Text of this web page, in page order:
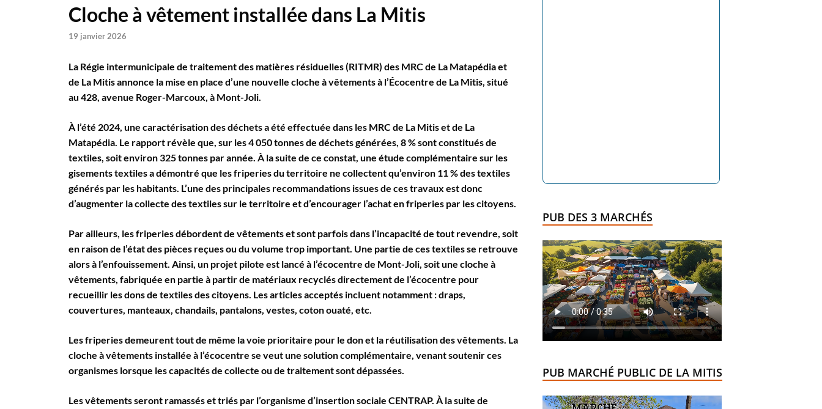
Cloche à vêtement installée dans La Mitis
19 janvier 2026
La Régie intermunicipale de traitement des matières résiduelles (RITMR) des MRC de La Matapédia et
de La Mitis annonce la mise en place d’une nouvelle cloche à vêtements à l’Écocentre de La Mitis, situé
au 428, avenue Roger-Marcoux, à Mont-Joli.
À l’été 2024, une caractérisation des déchets a été effectuée dans les MRC de La Mitis et de La
Matapédia. Le rapport révèle que, sur les 4 050 tonnes de déchets générées, 8 % sont constitués de
textiles, soit environ 325 tonnes par année. À la suite de ce constat, une étude complémentaire sur les
gisements textiles a démontré que les friperies du territoire ne collectent qu’environ 11 % des textiles
générés par les habitants. L’une des principales recommandations issues de ces travaux est donc
d’augmenter la collecte des textiles sur le territoire et d’encourager l’achat en friperies par les citoyens.
Par ailleurs, les friperies débordent de vêtements et sont parfois dans l’incapacité de tout revendre, soit
en raison de l’état des pièces reçues ou du volume trop important. Une partie de ces textiles se retrouve
alors à l’enfouissement. Ainsi, un projet pilote est lancé à l’écocentre de Mont-Joli, soit une cloche à
vêtements, fabriquée en partie à partir de matériaux recyclés directement de l’écocentre pour
recueillir les dons de textiles des citoyens. Les articles acceptés incluent notamment : draps,
couvertures, manteaux, chandails, pantalons, vestes, coton ouaté, etc.
Les friperies demeurent tout de même la voie prioritaire pour le don et la réutilisation des vêtements. La
cloche à vêtements installée à l’écocentre se veut une solution complémentaire, venant soutenir ces
organismes lorsque les capacités de collecte ou de traitement sont dépassées.
Les vêtements seront ramassés et triés par l’organisme d’insertion sociale CENTRAP. À la suite de
PUB DES 3 MARCHÉS
PUB MARCHÉ PUBLIC DE LA MITIS